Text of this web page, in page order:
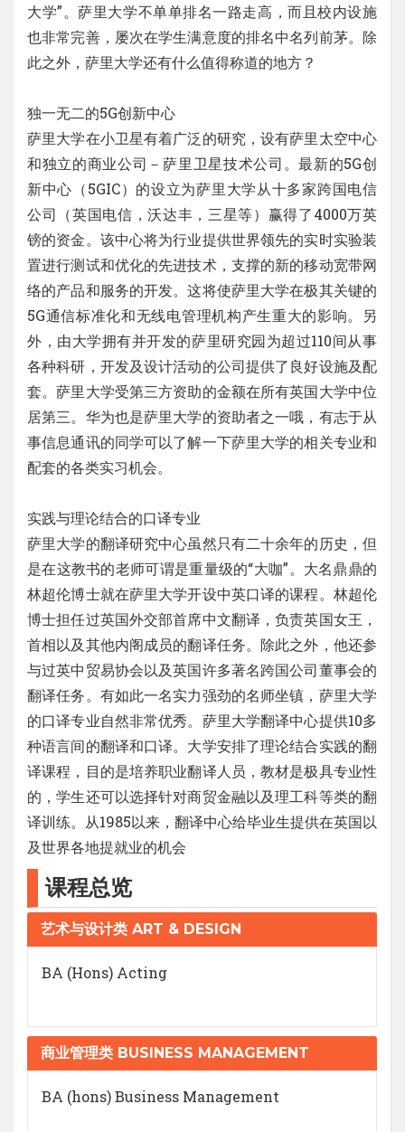
大学”。萨里大学不单单排名一路走高，而且校内设施
也非常完善，屡次在学生满意度的排名中名列前茅。除
此之外，萨里大学还有什么值得称道的地方？
独一无二的5G创新中心
萨里大学在小卫星有着广泛的研究，设有萨里太空中心
和独立的商业公司－萨里卫星技术公司。最新的5G创
新中心（5GIC）的设立为萨里大学从十多家跨国电信
公司（英国电信，沃达丰，三星等）赢得了4000万英
镑的资金。该中心将为行业提供世界领先的实时实验装
置进行测试和优化的先进技术，支撑的新的移动宽带网
络的产品和服务的开发。这将使萨里大学在极其关键的
5G通信标准化和无线电管理机构产生重大的影响。另
外，由大学拥有并开发的萨里研究园为超过110间从事
各种科研，开发及设计活动的公司提供了良好设施及配
套。萨里大学受第三方资助的金额在所有英国大学中位
居第三。华为也是萨里大学的资助者之一哦，有志于从
事信息通讯的同学可以了解一下萨里大学的相关专业和
配套的各类实习机会。
实践与理论结合的口译专业
萨里大学的翻译研究中心虽然只有二十余年的历史，但
是在这教书的老师可谓是重量级的“大咖”。大名鼎鼎的
林超伦博士就在萨里大学开设中英口译的课程。林超伦
博士担任过英国外交部首席中文翻译，负责英国女王，
首相以及其他内阁成员的翻译任务。除此之外，他还参
与过英中贸易协会以及英国许多著名跨国公司董事会的
翻译任务。有如此一名实力强劲的名师坐镇，萨里大学
的口译专业自然非常优秀。萨里大学翻译中心提供10多
种语言间的翻译和口译。大学安排了理论结合实践的翻
译课程，目的是培养职业翻译人员，教材是极具专业性
的，学生还可以选择针对商贸金融以及理工科等类的翻
译训练。从1985以来，翻译中心给毕业生提供在英国以
及世界各地提就业的机会
课程总览
艺术与设计类 ART & DESIGN
BA (Hons) Acting
商业管理类 BUSINESS MANAGEMENT
BA (hons) Business Management